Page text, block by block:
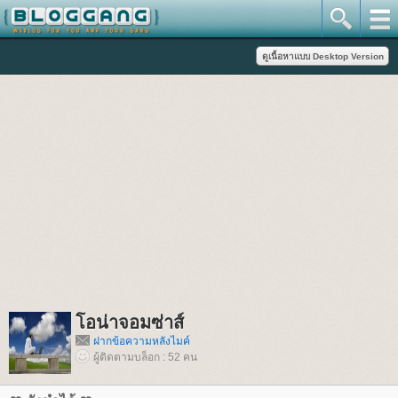
อน่าจอมซ่าส์
ฝากข้อความหลังไมค์
ผู้ติดตามบล็อก : 52 คน